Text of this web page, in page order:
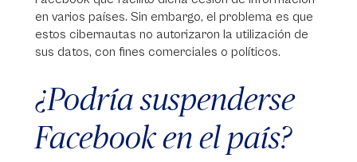
en varios países. Sin embargo, el problema es que
estos cibernautas no autorizaron la utilización de
sus datos, con fines comerciales o políticos.
¿Podría suspenderse
Facebook en el país?